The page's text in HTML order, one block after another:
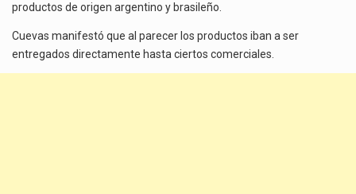
productos de origen argentino y brasileño.
Cuevas manifestó que al parecer los productos iban a ser
entregados directamente hasta ciertos comerciales.